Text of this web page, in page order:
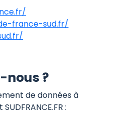
france-sud.fr/
nous ?
de données à
: